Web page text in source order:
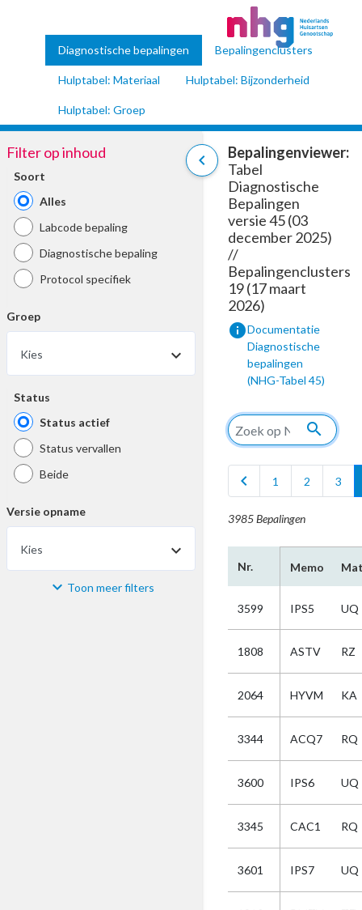
Diagnostische bepalingen Bepalingenclusters
Hulptabel: Materiaal Hulptabel: Bijzonderheid
Hulptabel: Groep
chevron_left
Filter op inhoud
Soort
Alles
Labcode bepaling
Diagnostische bepaling
Protocol specifiek
Groep
Kies
Status
Status actief
Status vervallen
Beide
Versie opname
Kies
Materiaal Toon meer filters
Bepalingenviewer:
Tabel
Diagnostische
Bepalingen
versie 45 (03
december 2025)
//
Bepalingenclusters
19 (17 maart
2026)
infoDocumentatie
Diagnostische
bepalingen
(NHG-Tabel 45)
search
chevron_left 1 2 3
3985 Bepalingen
Nr. Memo
3599 IPS5 UQ
1808 ASTV RZ
2064 HYVM KA
3344 ACQ7 RQ
3600 IPS6 UQ
3345 CAC1 RQ
3601 IPS7 UQ